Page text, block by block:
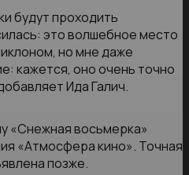
будут проходить
это волшебное место
но мне даже
кажется, оно очень точно
Ида Галич.
«Снежная восьмерка»
«Атмосфера кино». Точная
позже.